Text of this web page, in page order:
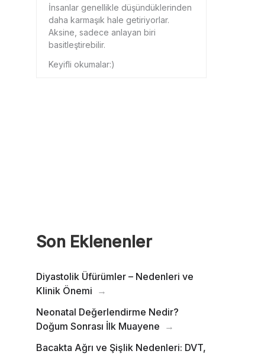
İnsanlar genellikle düşündüklerinden
daha karmaşık hale getiriyorlar.
Aksine, sadece anlayan biri
basitleştirebilir.
Keyifli okumalar:)
Son Eklenenler
Diyastolik Üfürümler – Nedenleri ve
Klinik Önemi
Neonatal Değerlendirme Nedir?
Doğum Sonrası İlk Muayene
Bacakta Ağrı ve Şişlik Nedenleri: DVT,